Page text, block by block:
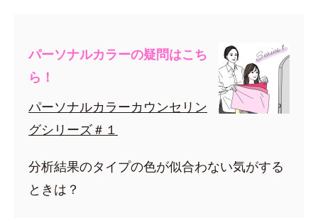
パーソナルカラーの疑問はこち
ら！
パーソナルカラーカウンセリン
グシリーズ＃１
分析結果のタイプの色が似合わない気がする
ときは？